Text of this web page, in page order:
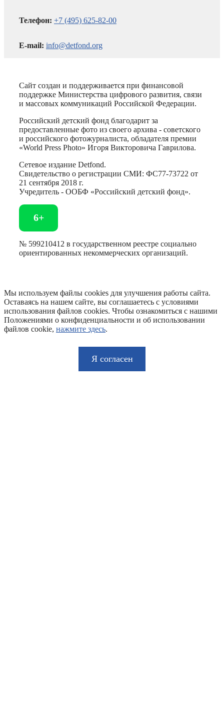
Телефон: +7 (495) 625-82-00
E-mail: info@detfond.org
Сайт создан и поддерживается при финансовой
поддержке Министерства цифрового развития, связи
и массовых коммуникаций Российской Федерации.
Российский детский фонд благодарит за
предоставленные фото из своего архива - советского
и российского фотожурналиста, обладателя премии
«World Press Photo» Игоря Викторовича Гаврилова.
Сетевое издание Detfond.
Свидетельство о регистрации СМИ: ФС77-73722 от
21 сентября 2018 г.
Учредитель - ООБФ «Российский детский фонд».
6+
№ 599210412 в государственном реестре социально
ориентированных некоммерческих организаций.
Мы используем файлы cookies для улучшения работы сайта.
Оставаясь на нашем сайте, вы соглашаетесь с условиями
использования файлов cookies. Чтобы ознакомиться с нашими
Положениями о конфиденциальности и об использовании
файлов cookie, нажмите здесь.
Я согласен